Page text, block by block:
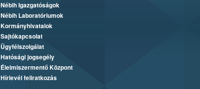
Nébih Igazgatóságok
Nébih Laboratóriumok
Kormányhivatalok
Sajtókapcsolat
Ügyfélszolgálat
Hatósági jogsegély
Élelmiszermentő Központ
Hírlevél feliratkozás